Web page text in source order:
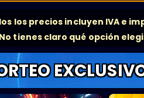
los precios incluyen IVA e
tienes claro qué opción